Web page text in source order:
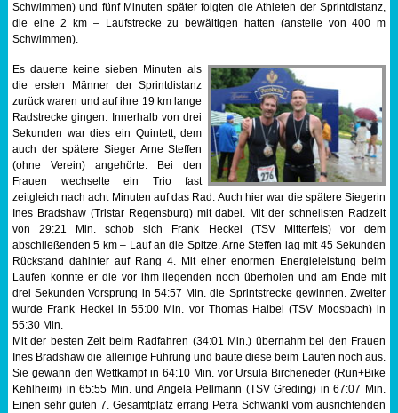
Schwimmen) und fünf Minuten später folgten die Athleten der Sprintdistanz,
die eine 2 km – Laufstrecke zu bewältigen hatten (anstelle von 400 m
Schwimmen).
Es dauerte keine sieben Minuten als
die ersten Männer der Sprintdistanz
zurück waren und auf ihre 19 km lange
Radstrecke gingen. Innerhalb von drei
Sekunden war dies ein Quintett, dem
auch der spätere Sieger Arne Steffen
(ohne Verein) angehörte. Bei den
Frauen wechselte ein Trio fast
zeitgleich nach acht Minuten auf das Rad. Auch hier war die spätere Siegerin
Ines Bradshaw (Tristar Regensburg) mit dabei. Mit der schnellsten Radzeit
von 29:21 Min. schob sich Frank Heckel (TSV Mitterfels) vor dem
abschließenden 5 km – Lauf an die Spitze. Arne Steffen lag mit 45 Sekunden
Rückstand dahinter auf Rang 4. Mit einer enormen Energieleistung beim
Laufen konnte er die vor ihm liegenden noch überholen und am Ende mit
drei Sekunden Vorsprung in 54:57 Min. die Sprintstrecke gewinnen. Zweiter
wurde Frank Heckel in 55:00 Min. vor Thomas Haibel (TSV Moosbach) in
55:30 Min.
Mit der besten Zeit beim Radfahren (34:01 Min.) übernahm bei den Frauen
Ines Bradshaw die alleinige Führung und baute diese beim Laufen noch aus.
Sie gewann den Wettkampf in 64:10 Min. vor Ursula Bircheneder (Run+Bike
Kehlheim) in 65:55 Min. und Angela Pellmann (TSV Greding) in 67:07 Min.
Einen sehr guten 7. Gesamtplatz errang Petra Schwankl vom ausrichtenden